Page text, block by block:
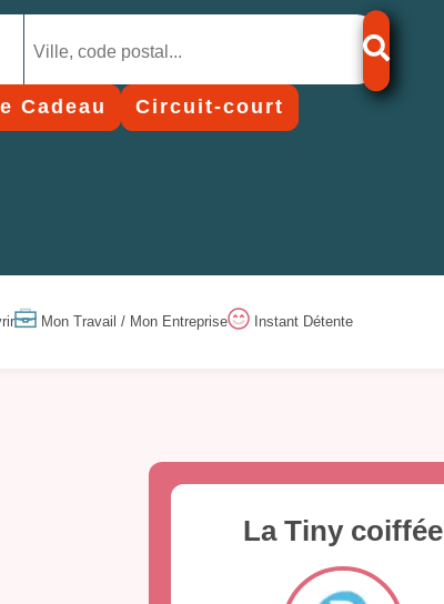
Cadeau Circuit-court
Mon Travail / Mon Entreprise Instant Détente
La Tiny coiffée